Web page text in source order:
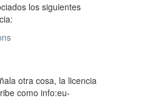
los siguientes
otra cosa, la licencia
como info:eu-